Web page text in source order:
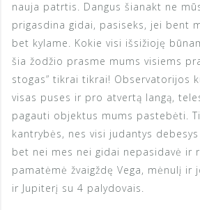
nauja patrtis. Dangus šianakt ne
prigasdina gidai, pasiseks, jei bent
bet kylame. Kokie visi išsižioję
šia žodžio prasme mums visiems
stogas” tikrai tikrai! Observatorijos
visas puses ir pro atvertą langą,
pagauti objektus mums pastebėti.
kantrybės, nes visi judantys
bet nei mes nei gidai nepasidavė ir
pamatėmė žvaigždę Vega, mėnulį ir
ir Jupiterį su 4 palydovais.